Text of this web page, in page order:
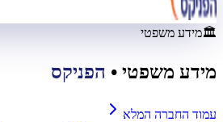
🏛️מידע משפטי
מידע משפטי • הפניקס
עמוד החברה המלא